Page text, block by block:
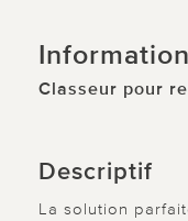
Classeur pour
Descriptif
La solution